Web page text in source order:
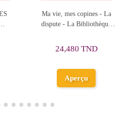
- La
LE NEVEU DE RAMEAU
18,000 TND
Aperçu